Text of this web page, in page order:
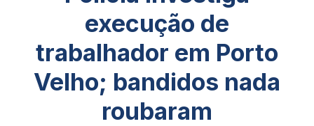
execução de
trabalhador em Porto
Velho; bandidos nada
roubaram